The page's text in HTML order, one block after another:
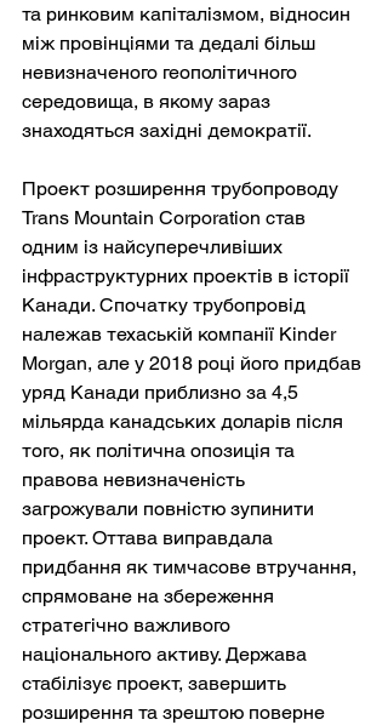
та ринковим капіталізмом, відносин
між провінціями та дедалі більш
невизначеного геополітичного
середовища, в якому зараз
знаходяться західні демократії.
Проект розширення трубопроводу
Trans Mountain Corporation став
одним із найсуперечливіших
інфраструктурних проектів в історії
Канади. Спочатку трубопровід
належав техаській компанії Kinder
Morgan, але у 2018 році його придбав
уряд Канади приблизно за 4,5
мільярда канадських доларів після
того, як політична опозиція та
правова невизначеність
загрожували повністю зупинити
проект. Оттава виправдала
придбання як тимчасове втручання,
спрямоване на збереження
стратегічно важливого
національного активу. Держава
стабілізує проект, завершить
розширення та зрештою поверне